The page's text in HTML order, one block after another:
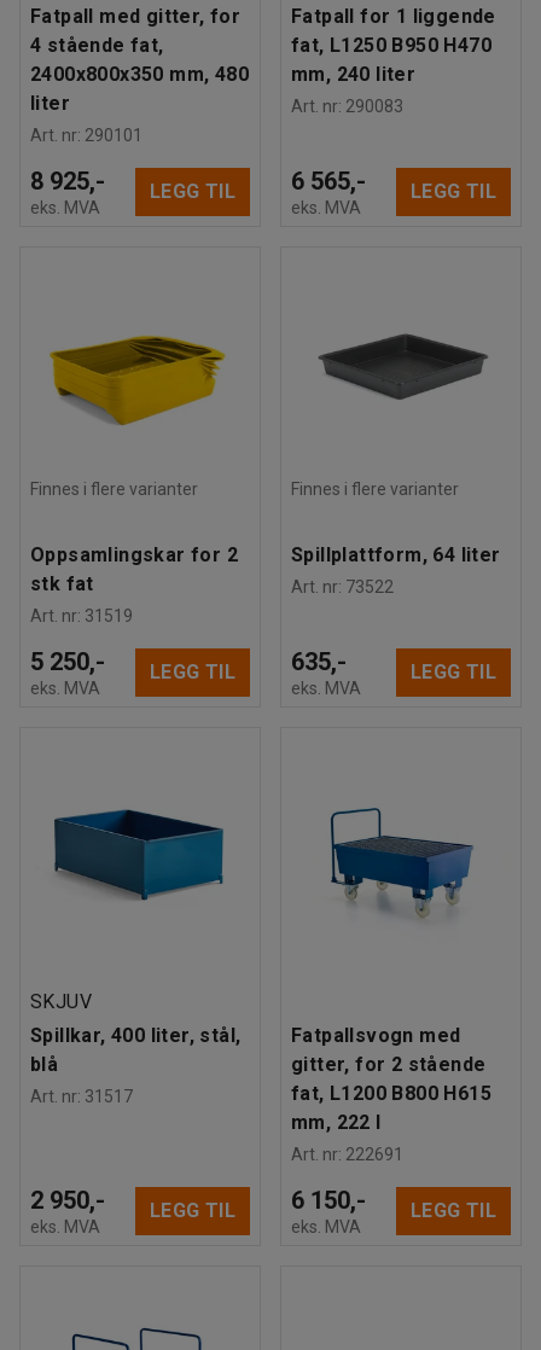
Fatpall med gitter, for
4 stående fat,
2400x800x350 mm, 480
liter
Art. nr: 290101
8 925,-
eks. MVA
LEGG TIL
Fatpall for 1 liggende
fat, L1250 B950 H470
mm, 240 liter
Art. nr: 290083
6 565,-
eks. MVA
LEGG TIL
Finnes i flere varianter
Oppsamlingskar for 2
stk fat
Art. nr: 31519
5 250,-
eks. MVA
LEGG TIL
Finnes i flere varianter
Spillplattform, 64 liter
Art. nr: 73522
635,-
eks. MVA
LEGG TIL
SKJUV
Spillkar, 400 liter, stål,
blå
Art. nr: 31517
2 950,-
eks. MVA
LEGG TIL
Fatpallsvogn med
gitter, for 2 stående
fat, L1200 B800 H615
mm, 222 l
Art. nr: 222691
6 150,-
eks. MVA
LEGG TIL